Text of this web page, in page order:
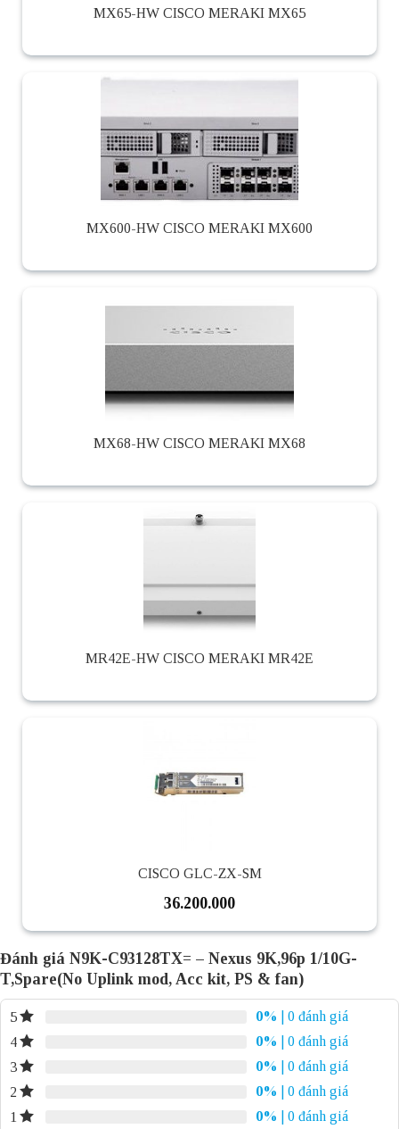
MX65-HW CISCO MERAKI MX65
MX600-HW CISCO MERAKI MX600
MX68-HW CISCO MERAKI MX68
MR42E-HW CISCO MERAKI MR42E
CISCO GLC-ZX-SM
36.200.000
Đánh giá N9K-C93128TX= – Nexus 9K,96p 1/10G-
T,Spare(No Uplink mod, Acc kit, PS & fan)
5 0%
| 0 đánh giá
4
0%
| 0 đánh giá
3
0%
| 0 đánh giá
2
0%
| 0 đánh giá
1
0% | 0 đánh giá